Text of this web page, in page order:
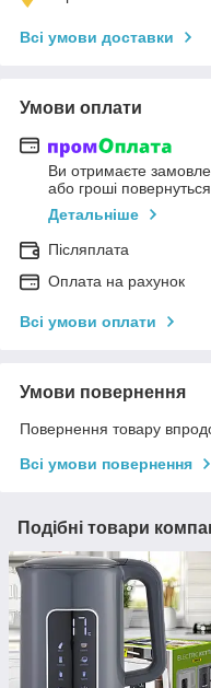
Всі умови доставки
Умови оплати
Ви отримаєте
або гроші
Детальніше
Післяплата
Оплата на рахунок
Всі умови оплати
Умови повернення
Повернення товару
Всі умови повернення
Подібні товари